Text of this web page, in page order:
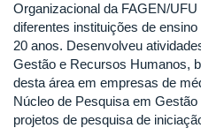
Organizacional da FAGEN/
diferentes instituições de
20 anos. Desenvolveu
Gestão e Recursos Humanos,
desta área em empresas de
Núcleo de Pesquisa em
projetos de pesquisa de